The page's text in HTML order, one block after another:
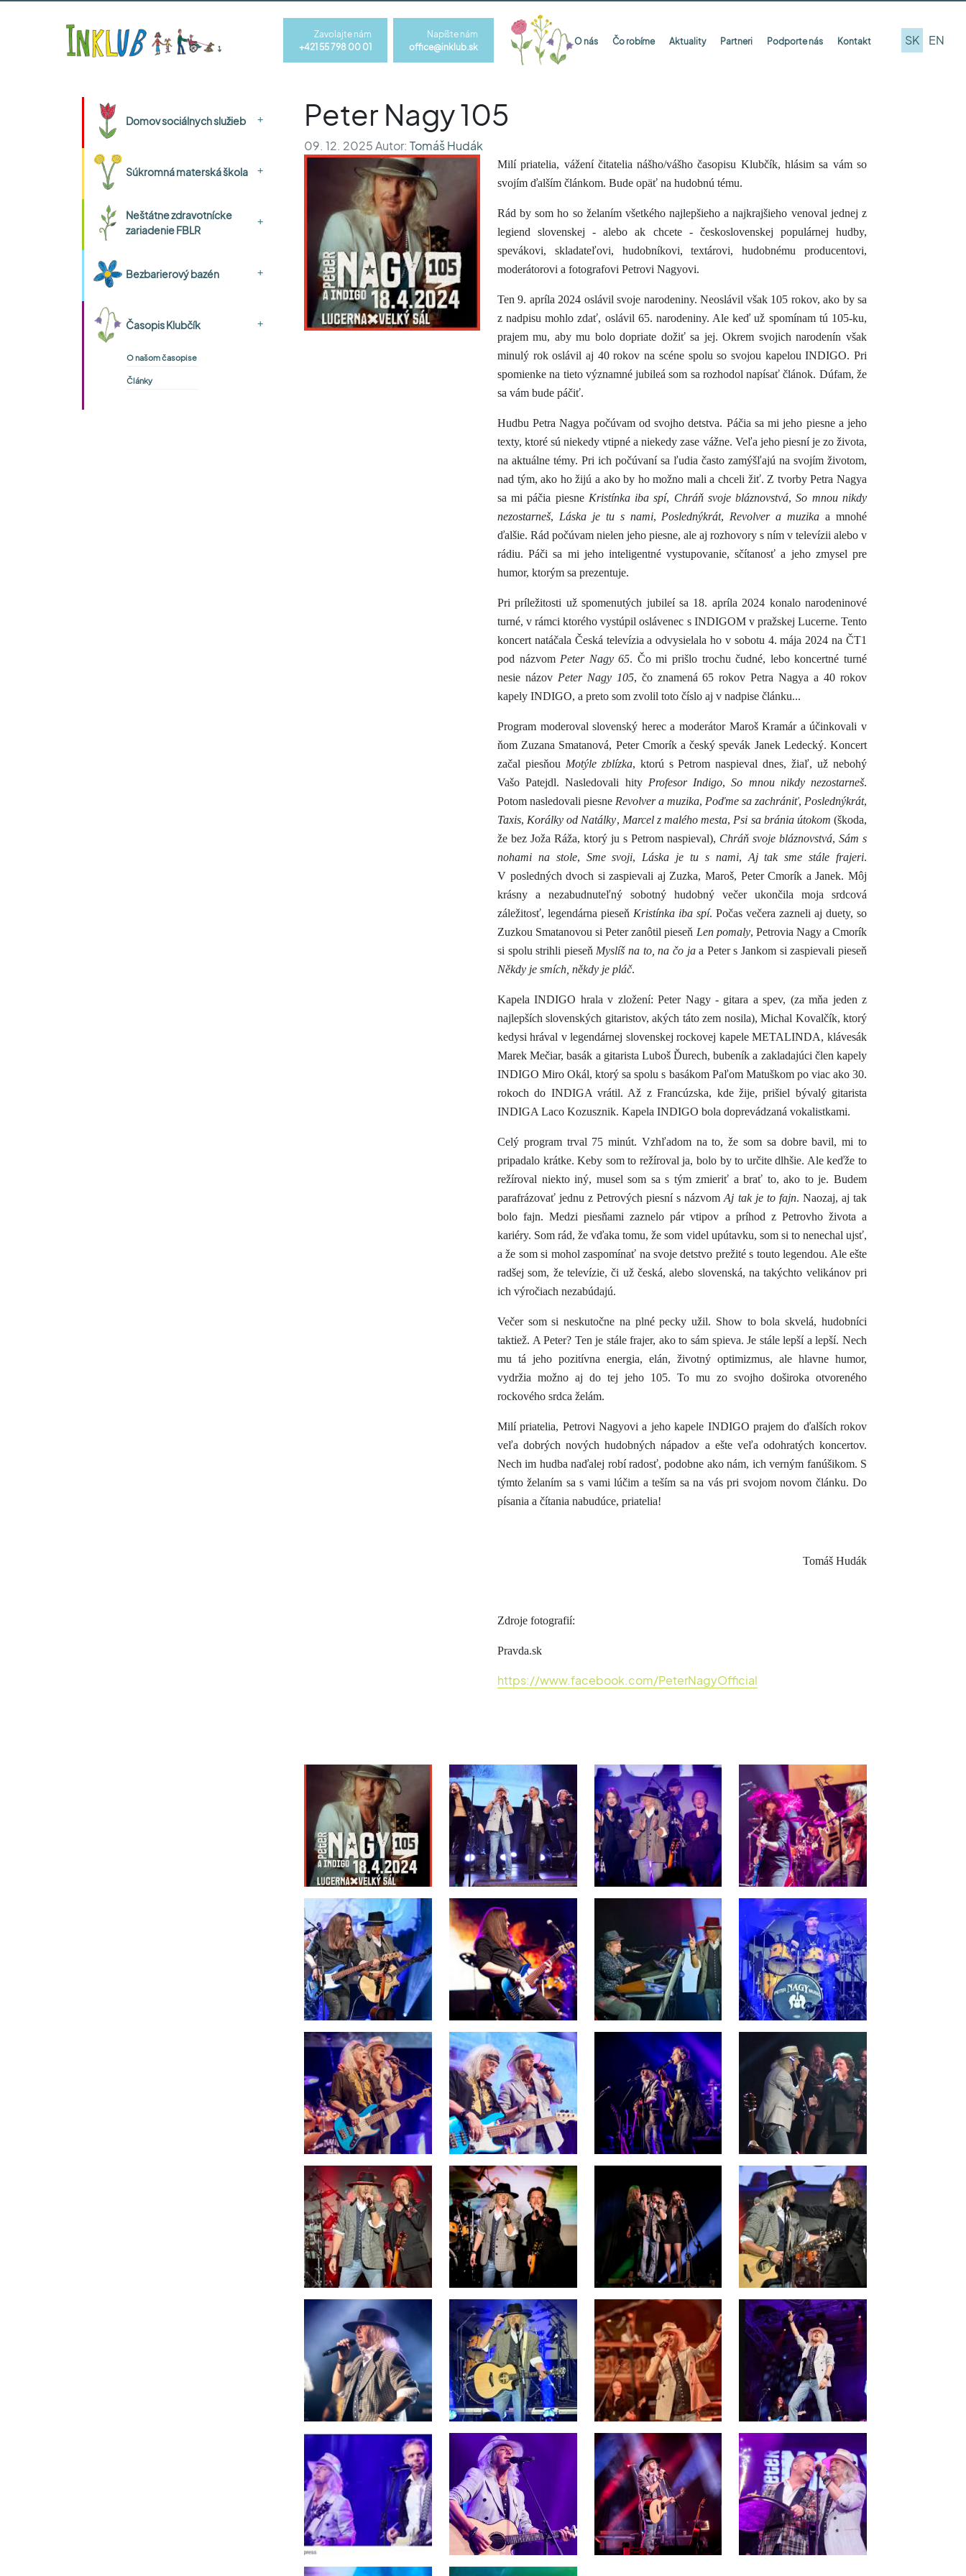
Zavolajte nám
+421 55 798 00 01
Napíšte nám
office@inklub.sk
O nás Čo robíme Aktuality Partneri Podporte nás Kontakt SK EN
Domov sociálnych služieb +
Súkromná materská škola +
Neštátne zdravotnícke
zariadenie FBLR
+
Bezbarierový bazén +
Časopis Klubčík +
O našom časopise
Články
Peter Nagy 105
09. 12. 2025 Autor: Tomáš Hudák
Milí priatelia, vážení čitatelia nášho/vášho časopisu Klubčík, hlásim sa vám so
svojím ďalším článkom. Bude opäť na hudobnú tému.
Rád by som ho so želaním všetkého najlepšieho a najkrajšieho venoval jednej z
legiend slovenskej - alebo ak chcete - československej populárnej hudby,
spevákovi, skladateľovi, hudobníkovi, textárovi, hudobnému producentovi,
moderátorovi a fotografovi Petrovi Nagyovi.
Ten 9. apríla 2024 oslávil svoje narodeniny. Neoslávil však 105 rokov, ako by sa
z nadpisu mohlo zdať, oslávil 65. narodeniny. Ale keď už spomínam tú 105-ku,
prajem mu, aby mu bolo dopriate dožiť sa jej. Okrem svojich narodenín však
minulý rok oslávil aj 40 rokov na scéne spolu so svojou kapelou INDIGO. Pri
spomienke na tieto významné jubileá som sa rozhodol napísať článok. Dúfam, že
sa vám bude páčiť.
Hudbu Petra Nagya počúvam od svojho detstva. Páčia sa mi jeho piesne a jeho
texty, ktoré sú niekedy vtipné a niekedy zase vážne. Veľa jeho piesní je zo života,
na aktuálne témy. Pri ich počúvaní sa ľudia často zamýšľajú na svojím životom,
nad tým, ako ho žijú a ako by ho možno mali a chceli žiť. Z tvorby Petra Nagya
sa mi páčia piesne Kristínka iba spí, Chráň svoje bláznovstvá,So mnou nikdy
nezostarneš, Láska je tu s nami, Poslednýkrát, Revolver a muzika a mnohé
ďalšie. Rád počúvam nielen jeho piesne, ale aj rozhovory s ním v televízii alebo v
rádiu. Páči sa mi jeho inteligentné vystupovanie, sčítanosť a jeho zmysel pre
humor, ktorým sa prezentuje.
Pri príležitosti už spomenutých jubileí sa 18. apríla 2024 konalo narodeninové
turné, v rámci ktorého vystúpil oslávenec s INDIGOM v pražskej Lucerne. Tento
koncert natáčala Česká televízia a odvysielala ho v sobotu 4. mája 2024 na ČT1
pod názvom Peter Nagy 65. Čo mi prišlo trochu čudné, lebo koncertné turné
nesie názov Peter Nagy 105, čo znamená 65 rokov Petra Nagya a 40 rokov
kapely INDIGO, a preto som zvolil toto číslo aj v nadpise článku...
Program moderoval slovenský herec a moderátor Maroš Kramár a účinkovali v
ňom Zuzana Smatanová, Peter Cmorík a český spevák Janek Ledecký. Koncert
začal piesňou Motýle zblízka, ktorú s Petrom naspieval dnes, žiaľ, už nebohý
Vašo Patejdl. Nasledovali hity Profesor Indigo,So mnou nikdy nezostarneš.
Potom nasledovali piesne Revolver a muzika, Poďme sa zachrániť, Poslednýkrát,
Taxis, Korálky od Natálky, Marcel z malého mesta, Psi sa bránia útokom(škoda,
že bez Joža Ráža, ktorý ju s Petrom naspieval), Chráň svoje bláznovstvá, Sám s
nohami na stole, Sme svoji, Láska je tu s nami, Aj tak sme stále frajeri.
V posledných dvoch si zaspievali aj Zuzka, Maroš, Peter Cmorík a Janek. Môj
krásny a nezabudnuteľný sobotný hudobný večer ukončila moja srdcová
záležitosť, legendárna pieseň Kristínka iba spí. Počas večera zazneli aj duety, so
Zuzkou Smatanovou si Peter zanôtil pieseň Len pomaly, Petrovia Nagy a Cmorík
si spolu strihli pieseň Myslíš na to, na čo jaa Peter s Jankom si zaspievali pieseň
Někdy je smích, někdy je pláč.
Kapela INDIGO hrala v zložení: Peter Nagy - gitara a spev, (za mňa jeden z
najlepších slovenských gitaristov, akých táto zem nosila), Michal Kovalčík, ktorý
kedysi hrával v legendárnej slovenskej rockovej kapele METALINDA, klávesák
Marek Mečiar, basák a gitarista Luboš Ďurech, bubeník a zakladajúci člen kapely
INDIGO Miro Okál, ktorý sa spolu s basákom Paľom Matuškom po viac ako 30.
rokoch do INDIGA vrátil. Až z Francúzska, kde žije, prišiel bývalý gitarista
INDIGA Laco Kozusznik. Kapela INDIGO bola doprevádzaná vokalistkami.
Celý program trval 75 minút. Vzhľadom na to, že som sa dobre bavil, mi to
pripadalo krátke. Keby som to režíroval ja, bolo by to určite dlhšie. Ale keďže to
režíroval niekto iný, musel som sa s tým zmieriť a brať to, ako to je. Budem
parafrázovať jednu z Petrových piesní s názvomAj tak je to fajn. Naozaj, aj tak
bolo fajn. Medzi piesňami zaznelo pár vtipov a príhod z Petrovho života a
kariéry. Som rád, že vďaka tomu, že som videl upútavku, som si to nenechal ujsť,
a že som si mohol zaspomínať na svoje detstvo prežité s touto legendou. Ale ešte
radšej som, že televízie, či už česká, alebo slovenská, na takýchto velikánov pri
ich výročiach nezabúdajú.
Večer som si neskutočne na plné pecky užil. Show to bola skvelá, hudobníci
taktiež. A Peter? Ten je stále frajer, ako to sám spieva. Je stále lepší a lepší. Nech
mu tá jeho pozitívna energia, elán, životný optimizmus, ale hlavne humor,
vydržia možno aj do tej jeho 105. To mu zo svojho doširoka otvoreného
rockového srdca želám.
Milí priatelia, Petrovi Nagyovi a jeho kapele INDIGO prajem do ďalších rokov
veľa dobrých nových hudobných nápadov a ešte veľa odohratých koncertov.
Nech im hudba naďalej robí radosť, podobne ako nám, ich verným fanúšikom. S
týmto želaním sa s vami lúčim a teším sa na vás pri svojom novom článku. Do
písania a čítania nabudúce, priatelia!
Tomáš Hudák
Zdroje fotografií:
Pravda.sk
https://www.facebook.com/PeterNagyOfficial